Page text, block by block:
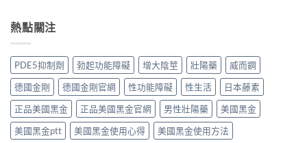
大
嗎？
賴
性、
停
藥
反
應
與
安
雙
制、
用
法
與
安
全
指
解
痛、
鼻
塞
是
正
常
的？
非）：
勃
起
功
能
障
礙
的
鼻
塞
照
做，
犀
利
士
（他
達
拉
熱點關注
PDE5抑制劑 勃起功能障礙 增大陰莖 壯陽藥
威而鋼
德國金剛
德國金剛官網 性功能障礙 性生活
日本藤素
正品美國黑金
正品美國黑金官網 男性壯陽藥
美國黑金
美國黑金ptt
美國黑金使用心得 美國黑金使用方法